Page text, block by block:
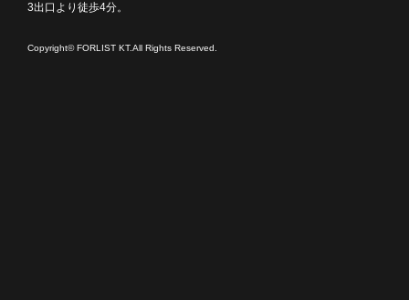
3出口より徒歩4分。
Copyright© FORLIST KT.All Rights Reserved.